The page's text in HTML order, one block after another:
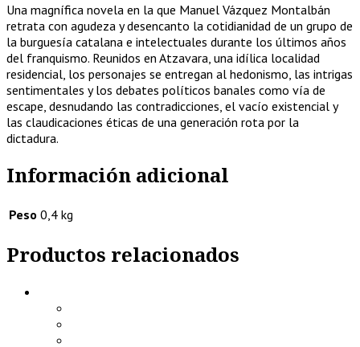
Una magnífica novela en la que Manuel Vázquez Montalbán
retrata con agudeza y desencanto la cotidianidad de un grupo de
la burguesía catalana e intelectuales durante los últimos años
del franquismo. Reunidos en Atzavara, una idílica localidad
residencial, los personajes se entregan al hedonismo, las intrigas
sentimentales y los debates políticos banales como vía de
escape, desnudando las contradicciones, el vacío existencial y
las claudicaciones éticas de una generación rota por la
dictadura.
Información adicional
Peso 0,4 kg
Productos relacionados